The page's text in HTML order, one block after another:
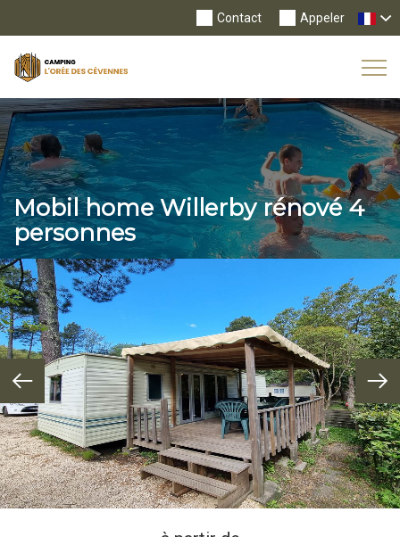
Appeler
Contact
Mobil home Willerby rénové 4
personnes
Mobil-Home au Camping l'Orée Des Cévennes (6)